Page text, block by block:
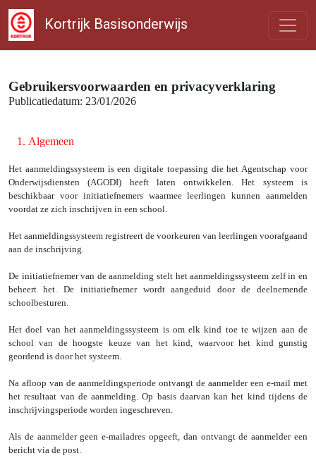
Kortrijk Basisonderwijs
Gebruikersvoorwaarden en privacyverklaring
Publicatiedatum: 23/01/2026
1. Algemeen
Het aanmeldingssysteem is een digitale toepassing die het Agentschap voor
Onderwijsdiensten (AGODI) heeft laten ontwikkelen. Het systeem is
beschikbaar voor initiatiefnemers waarmee leerlingen kunnen aanmelden
voordat ze zich inschrijven in een school.
Het aanmeldingssysteem registreert de voorkeuren van leerlingen voorafgaand
aan de inschrijving.
De initiatiefnemer van de aanmelding stelt het aanmeldingssysteem zelf in en
beheert het. De initiatiefnemer wordt aangeduid door de deelnemende
schoolbesturen.
Het doel van het aanmeldingssysteem is om elk kind toe te wijzen aan de
school van de hoogste keuze van het kind, waarvoor het kind gunstig
geordend is door het systeem.
Na afloop van de aanmeldingsperiode ontvangt de aanmelder een e-mail met
het resultaat van de aanmelding. Op basis daarvan kan het kind tijdens de
inschrijvingsperiode worden ingeschreven.
Als de aanmelder geen e-mailadres opgeeft, dan ontvangt de aanmelder een
bericht via de post.